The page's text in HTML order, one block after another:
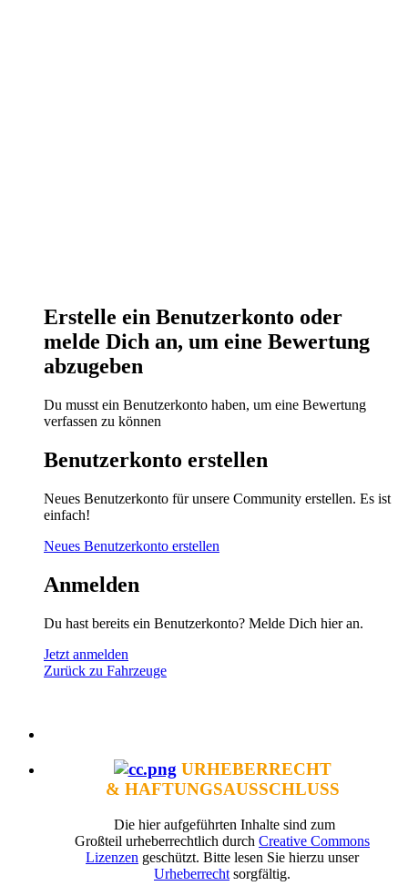
Erstelle ein Benutzerkonto oder
melde Dich an, um eine Bewertung
abzugeben
Du musst ein Benutzerkonto haben, um eine Bewertung
verfassen zu können
Benutzerkonto erstellen
Neues Benutzerkonto für unsere Community erstellen. Es ist
einfach!
Neues Benutzerkonto erstellen
Anmelden
Du hast bereits ein Benutzerkonto? Melde Dich hier an.
Jetzt anmelden
Zurück zu Fahrzeuge
URHEBERRECHT
& HAFTUNGSAUSSCHLUSS
Die hier aufgeführten Inhalte sind zum
Großteil urheberrechtlich durch Creative Commons
Lizenzen geschützt. Bitte lesen Sie hierzu unser
Urheberrecht sorgfältig.